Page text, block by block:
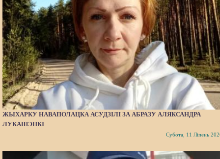
ЖЫХАРКУ НАВАПОЛАЦКА АСУДЗІЛІ ЗА АБРАЗУ АЛЯКСАНДРА
ЛУКАШЭНКІ
Субота, 11 Ліпень